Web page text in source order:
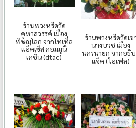
ร้านพวงหรีดวัด
คูหาสวรรค์ เมือง
พิษณุโลก จากโทเทิ่ล
แอ็คเซ็ส คอมมูนิ
เคชั่น (dtac)
ร้านพวงหรีดวัดเขา
นางบวช เมือง
นครนายก จากอธิ
แจ็ค (ไอเฟล)